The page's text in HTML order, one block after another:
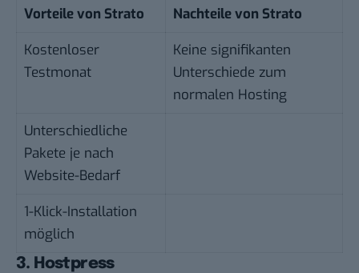
Vorteile von Strato
Nachteile von Strato
Kostenloser
Testmonat
Keine signifikanten
Unterschiede zum
normalen Hosting
Unterschiedliche
Pakete je nach
Website-Bedarf
1-Klick-Installation
möglich
3. Hostpress